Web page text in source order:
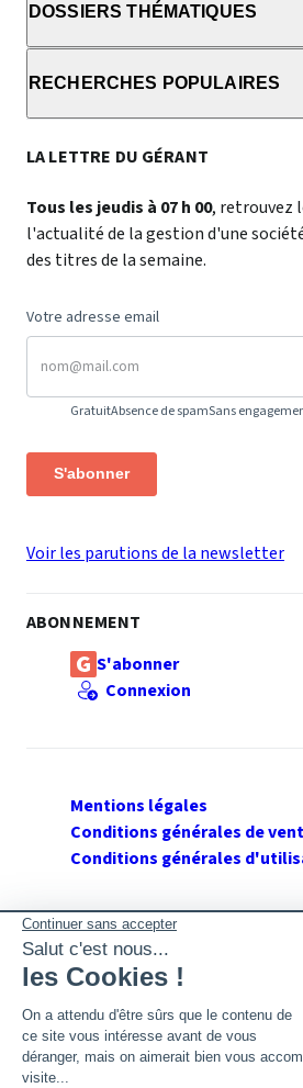
DOSSIERS THÉMATIQUES
RECHERCHES POPULAIRES
LA LETTRE DU GÉRANT
Tous les jeudis à 07 h 00, retrouvez
l'actualité de la gestion d'une
des titres de la semaine.
Votre adresse email
GratuitAbsence de spamSans
S'abonner
Voir les parutions de la newsletter
ABONNEMENT
S'abonner
Connexion
Mentions légales
Conditions générales de
Conditions générales
SUIVEZ GERANT DE SARL
Twitter